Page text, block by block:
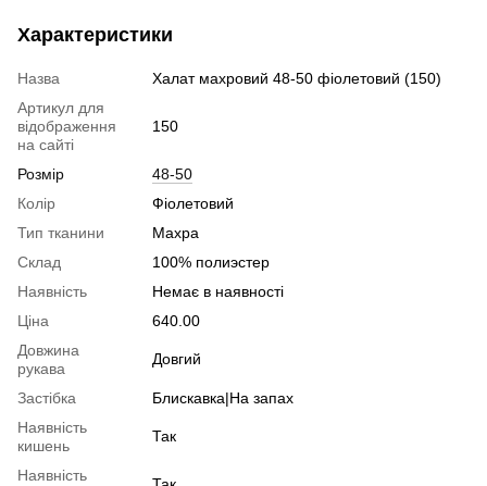
Характеристики
Назва
Халат махровий 48-50 фіолетовий (150)
Артикул для
відображення
на сайті
150
Розмір
48-50
Колір
Фіолетовий
Тип тканини
Махра
Склад
100% полиэстер
Наявність
Немає в наявності
Ціна
640.00
Довжина
рукава
Довгий
Застібка
Блискавка|На запах
Наявність
кишень
Так
Наявність